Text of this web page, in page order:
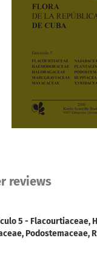
reviews
5 -
Podostemaceae,